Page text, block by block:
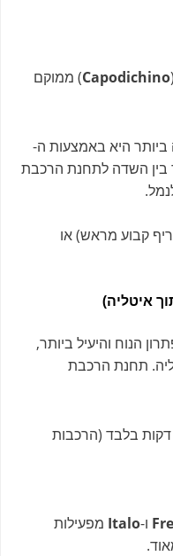
Capodichino) ממוקם
ביותר היא באמצעות ה-
בין השדה לתחנת הרכבת
קבוע מראש) או
איטליה)
הנוח והיעיל ביותר,
תחנת הרכבת
שעה ו-10 עד שעה ו-20 דקות בלבד (הרכבות
ו-Italo מפעילות